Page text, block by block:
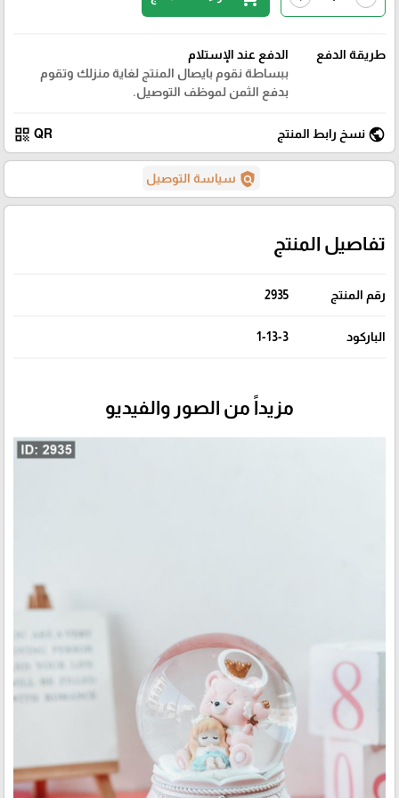
طريقة الدفع
الدفع عند الإستلام
ببساطة نقوم بايصال المنتج لغاية منزلك وتقوم
بدفع الثمن لموظف التوصيل.
public نسخ رابط المنتج QR
qr_code
policy سياسة التوصيل
تفاصيل المنتج
رقم المنتج 2935
الباركود 1-13-3
مزيداً من الصور والفيديو